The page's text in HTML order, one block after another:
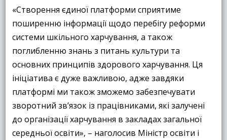
«Створення єдиної платформи сприятиме
поширенню інформації щодо перебігу реформи
системи шкільного харчування, а також
поглибленню знань з питань культури та
основних принципів здорового харчування. Ця
ініціатива є дуже важливою, адже завдяки
платформі ми також зможемо забезпечувати
зворотний зв’язок із працівниками, які залучені
до організації харчування в закладах загальної
середньої освіти», – наголосив Міністр освіти і